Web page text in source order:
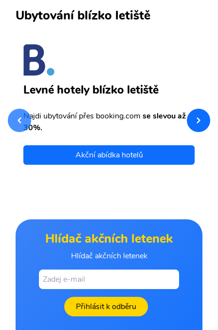
Ubytování blízko letiště
Levné hotely blízko letiště
Najdi ubytování přes booking.com se slevou až
30%.
Akční abídka hotelů
Hlídač akčních letenek
Hlídač akčních letenek
Přihlásit k odběru